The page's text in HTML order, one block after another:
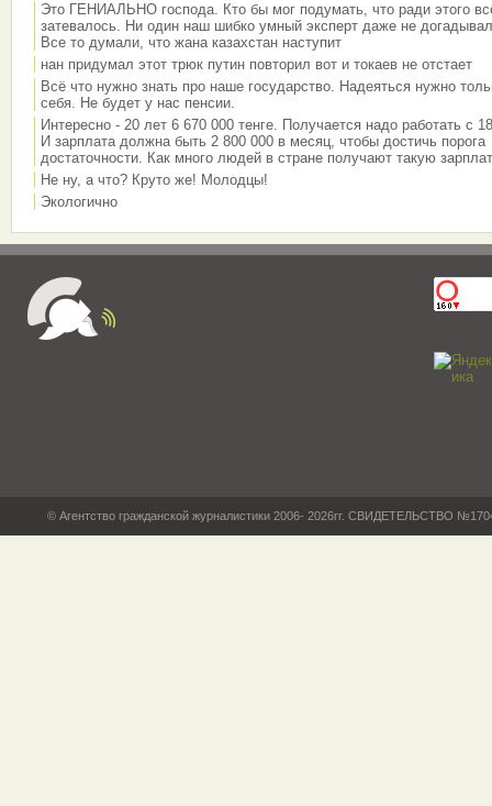
Это ГЕНИАЛЬНО господа. Кто бы мог подумать, что ради этого
затевалось. Ни один наш шибко умный эксперт даже не
Все то думали, что жана казахстан наступит
нан придумал этот трюк путин повторил вот и токаев не отстает
Всё что нужно знать про наше государство. Надеяться нужно
себя. Не будет у нас пенсии.
Интересно - 20 лет 6 670 000 тенге. Получается надо работать с
И зарплата должна быть 2 800 000 в месяц, чтобы достичь порога
достаточности. Как много людей в стране получают такую
Не ну, а что? Круто же! Молодцы!
Экологично
© Агентство гражданской журналистики 2006- 2026гг. СВИДЕТЕЛЬСТВО